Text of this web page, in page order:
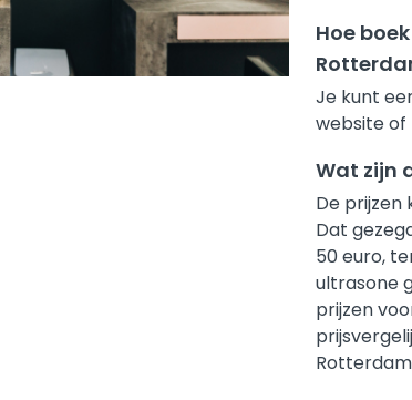
Hoe
Je kunt
website of
Wat zijn
De prijzen
Dat
50 euro,
ultrasone
prijzen